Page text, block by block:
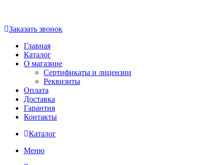
Заказать звонок
Главная
Каталог
О магазине
Сертификаты и лицензии
Реквизиты
Оплата
Доставка
Гарантия
Контакты
Каталог
Меню